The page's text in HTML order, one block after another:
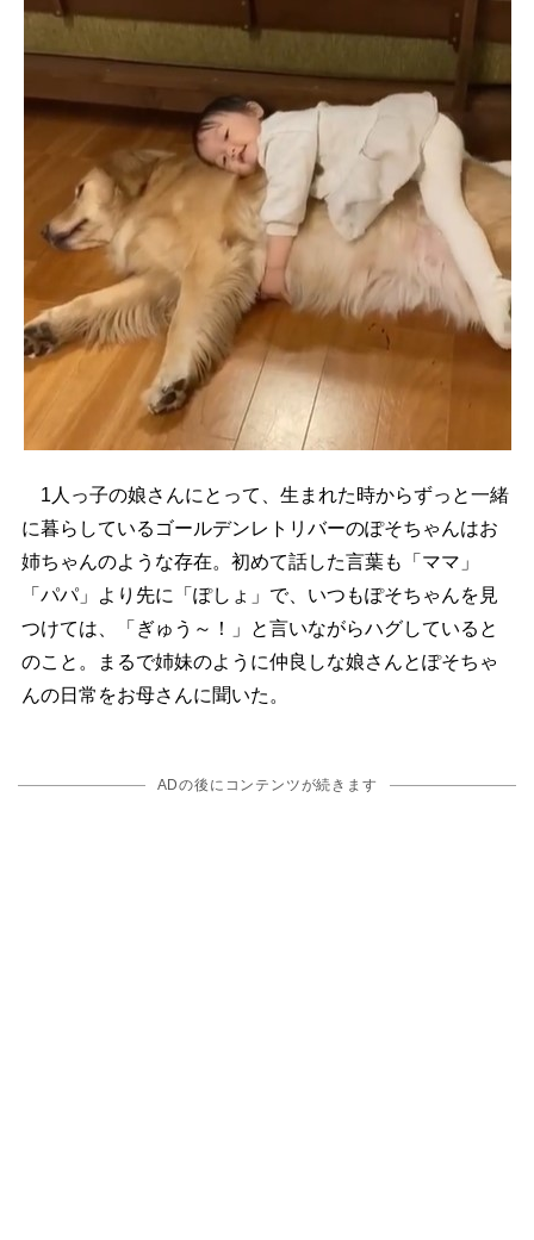
1人っ子の娘さんにとって、生まれた時からずっと一緒
に暮らしているゴールデンレトリバーのぽそちゃんはお
姉ちゃんのような存在。初めて話した言葉も「ママ」
「パパ」より先に「ぽしょ」で、いつもぽそちゃんを見
つけては、「ぎゅう～！」と言いながらハグしていると
のこと。まるで姉妹のように仲良しな娘さんとぽそちゃ
んの日常をお母さんに聞いた。
ADの後にコンテンツが続きます